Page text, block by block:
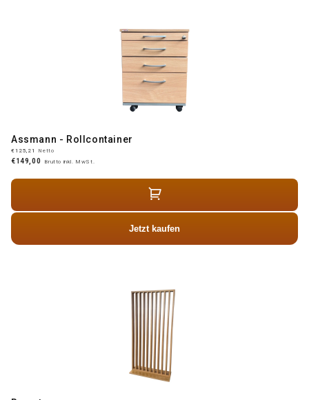
Assmann - Rollcontainer
€125,21 Netto
€149,00 Brutto inkl. MwSt.
Jetzt kaufen